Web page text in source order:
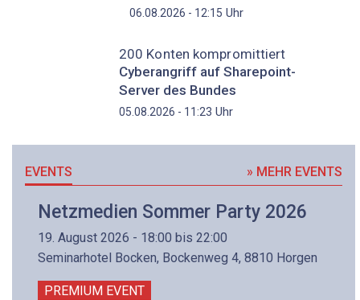
06.08.2026 - 12:15 Uhr
200 Konten kompromittiert
Cyberangriff auf Sharepoint-
Server des Bundes
05.08.2026 - 11:23 Uhr
EVENTS » MEHR EVENTS
Netzmedien Sommer Party 2026
19. August 2026 - 18:00 bis 22:00
Seminarhotel Bocken, Bockenweg 4, 8810 Horgen
PREMIUM EVENT